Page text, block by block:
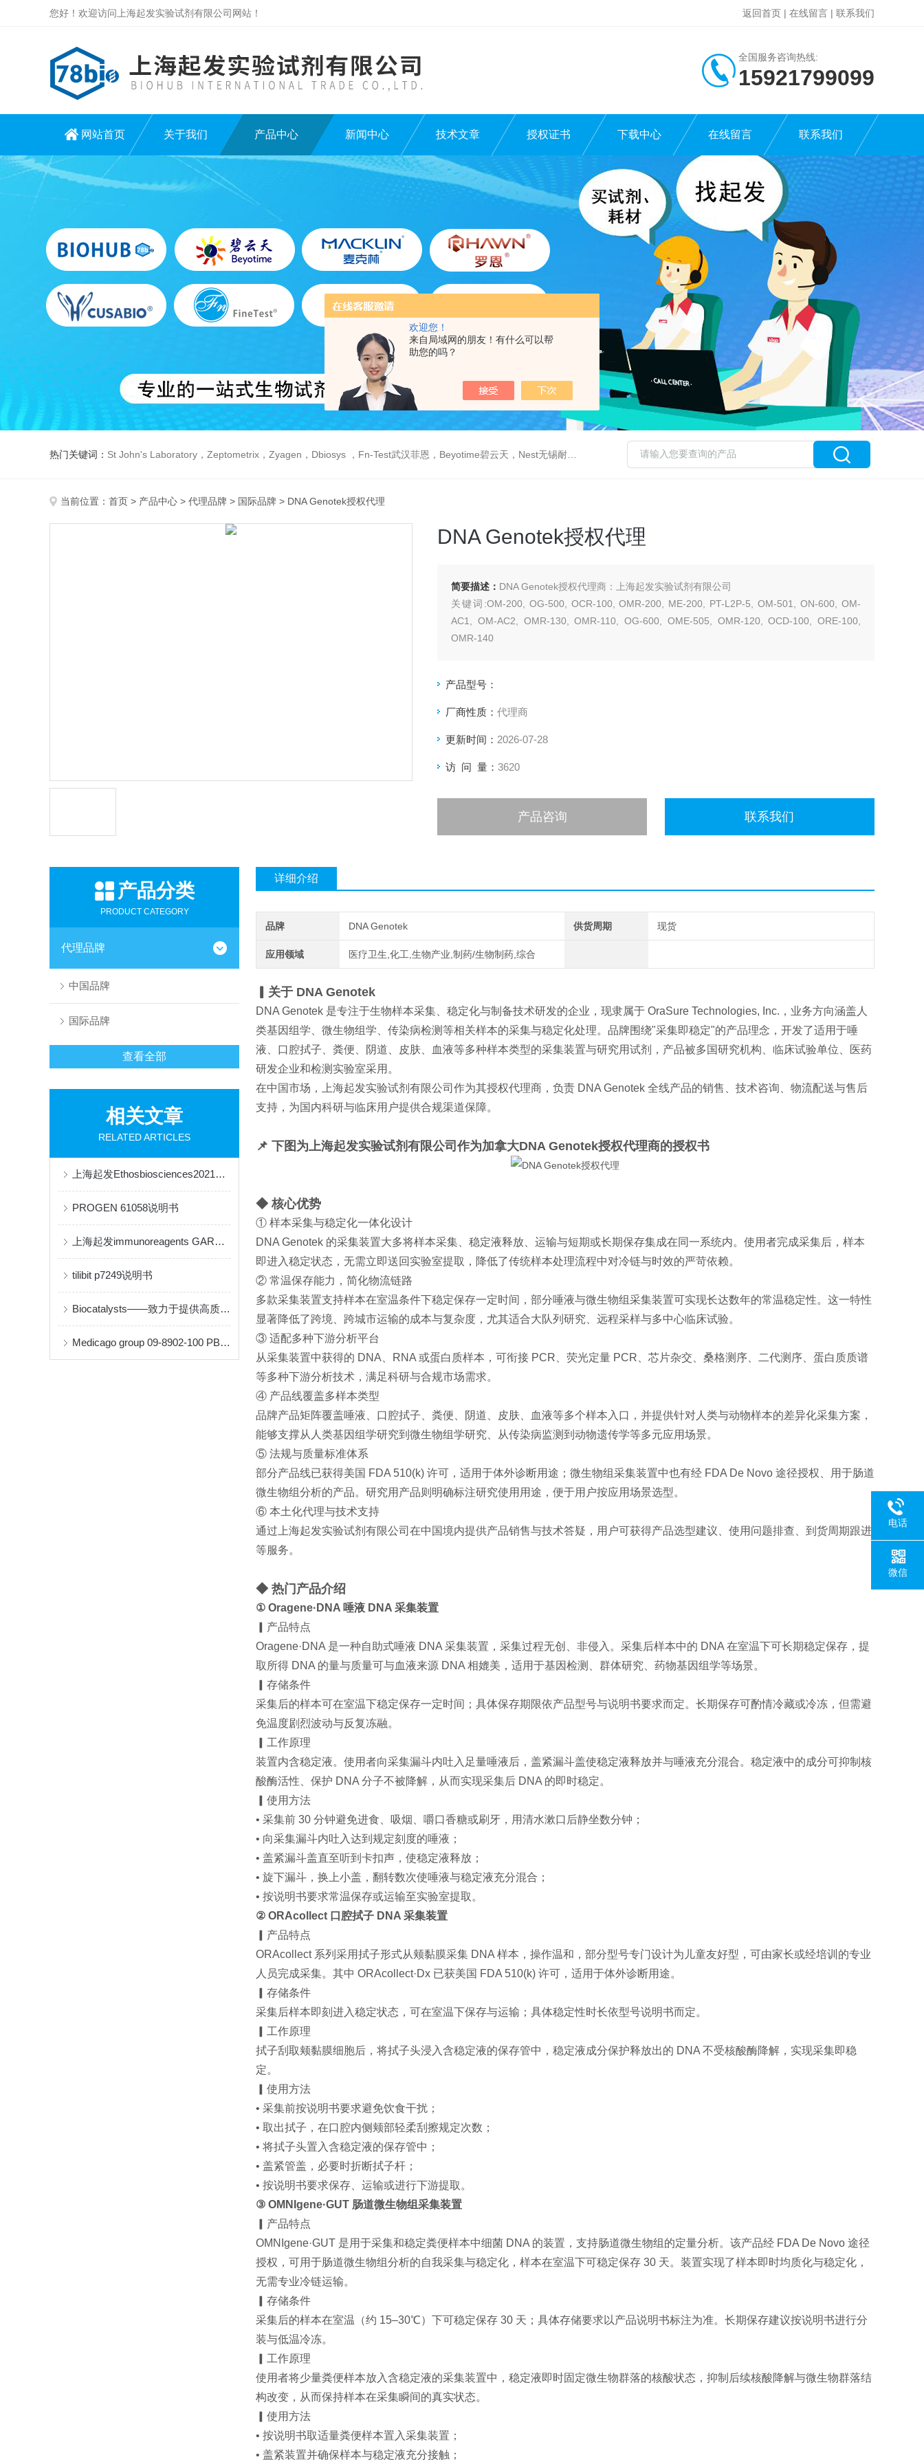
欢迎您！
来自局域网的朋友！有什么可以帮
助您的吗？
您好！欢迎访问上海起发实验试剂有限公司网站！ 返回首页 | 在线留言 | 联系我们
全国服务咨询热线:
15921799099
网站首页 关于我们 产品中心 新闻中心 技术文章 授权证书 下载中心 在线留言 联系我们
热门关键词： St John's Laboratory，Zeptometrix，Zyagen，Dbiosys ，Fn-Test武汉菲恩，Beyotime碧云天，Nest无锡耐思，Elabscience伊莱瑞特，Macklin麦克林生物，Cobioer科佰生物
当前位置： 首页 > 产品中心 > 代理品牌 > 国际品牌 > DNA Genotek授权代理
DNA Genotek授权代理
简要描述： DNA Genotek授权代理商：上海起发实验试剂有限公司
关键词:OM-200, OG-500, OCR-100, OMR-200, ME-200, PT-L2P-5, OM-501, ON-600, OM-
AC1, OM-AC2, OMR-130, OMR-110, OG-600, OME-505, OMR-120, OCD-100, ORE-100,
OMR-140
产品型号：
厂商性质： 代理商
更新时间： 2026-07-28
访 问 量： 3620
产品咨询 联系我们
产品分类
PRODUCT CATEGORY
代理品牌
中国品牌
国际品牌
查看全部
相关文章
RELATED ARTICLES
上海起发Ethosbiosciences2021年价格表
PROGEN 61058说明书
上海起发immunoreagents GARHRP-050说明书
tilibit p7249说明书
Biocatalysts——致力于提供高质量的酶和生物催化解决方案
Medicago group 09-8902-100 PBS-Tween 缓冲液片剂说明书
详细介绍
品牌 DNA Genotek 供货周期 现货
应用领域 医疗卫生,化工,生物产业,制药/生物制药,综合
▎关于 DNA Genotek
DNA Genotek 是专注于生物样本采集、稳定化与制备技术研发的企业，现隶属于 OraSure Technologies, Inc.，业务方向涵盖人
类基因组学、微生物组学、传染病检测等相关样本的采集与稳定化处理。品牌围绕"采集即稳定"的产品理念，开发了适用于唾
液、口腔拭子、粪便、阴道、皮肤、血液等多种样本类型的采集装置与研究用试剂，产品被多国研究机构、临床试验单位、医药
研发企业和检测实验室采用。
在中国市场，上海起发实验试剂有限公司作为其授权代理商，负责 DNA Genotek 全线产品的销售、技术咨询、物流配送与售后
支持，为国内科研与临床用户提供合规渠道保障。
📌 下图为上海起发实验试剂有限公司作为加拿大DNA Genotek授权代理商的授权书
◆ 核心优势
① 样本采集与稳定化一体化设计
DNA Genotek 的采集装置大多将样本采集、稳定液释放、运输与短期或长期保存集成在同一系统内。使用者完成采集后，样本
即进入稳定状态，无需立即送回实验室提取，降低了传统样本处理流程中对冷链与时效的严苛依赖。
② 常温保存能力，简化物流链路
多款采集装置支持样本在室温条件下稳定保存一定时间，部分唾液与微生物组采集装置可实现长达数年的常温稳定性。这一特性
显著降低了跨境、跨城市运输的成本与复杂度，尤其适合大队列研究、远程采样与多中心临床试验。
③ 适配多种下游分析平台
从采集装置中获得的 DNA、RNA 或蛋白质样本，可衔接 PCR、荧光定量 PCR、芯片杂交、桑格测序、二代测序、蛋白质质谱
等多种下游分析技术，满足科研与合规市场需求。
④ 产品线覆盖多样本类型
品牌产品矩阵覆盖唾液、口腔拭子、粪便、阴道、皮肤、血液等多个样本入口，并提供针对人类与动物样本的差异化采集方案，
能够支撑从人类基因组学研究到微生物组学研究、从传染病监测到动物遗传学等多元应用场景。
⑤ 法规与质量标准体系
部分产品线已获得美国 FDA 510(k) 许可，适用于体外诊断用途；微生物组采集装置中也有经 FDA De Novo 途径授权、用于肠道
微生物组分析的产品。研究用产品则明确标注研究使用用途，便于用户按应用场景选型。
⑥ 本土化代理与技术支持
通过上海起发实验试剂有限公司在中国境内提供产品销售与技术答疑，用户可获得产品选型建议、使用问题排查、到货周期跟进
等服务。
◆ 热门产品介绍
① Oragene·DNA 唾液 DNA 采集装置
▎产品特点
Oragene·DNA 是一种自助式唾液 DNA 采集装置，采集过程无创、非侵入。采集后样本中的 DNA 在室温下可长期稳定保存，提
取所得 DNA 的量与质量可与血液来源 DNA 相媲美，适用于基因检测、群体研究、药物基因组学等场景。
▎存储条件
采集后的样本可在室温下稳定保存一定时间；具体保存期限依产品型号与说明书要求而定。长期保存可酌情冷藏或冷冻，但需避
免温度剧烈波动与反复冻融。
▎工作原理
装置内含稳定液。使用者向采集漏斗内吐入足量唾液后，盖紧漏斗盖使稳定液释放并与唾液充分混合。稳定液中的成分可抑制核
酸酶活性、保护 DNA 分子不被降解，从而实现采集后 DNA 的即时稳定。
▎使用方法
• 采集前 30 分钟避免进食、吸烟、嚼口香糖或刷牙，用清水漱口后静坐数分钟；
• 向采集漏斗内吐入达到规定刻度的唾液；
• 盖紧漏斗盖直至听到卡扣声，使稳定液释放；
• 旋下漏斗，换上小盖，翻转数次使唾液与稳定液充分混合；
• 按说明书要求常温保存或运输至实验室提取。
② ORAcollect 口腔拭子 DNA 采集装置
▎产品特点
ORAcollect 系列采用拭子形式从颊黏膜采集 DNA 样本，操作温和，部分型号专门设计为儿童友好型，可由家长或经培训的专业
人员完成采集。其中 ORAcollect·Dx 已获美国 FDA 510(k) 许可，适用于体外诊断用途。
▎存储条件
采集后样本即刻进入稳定状态，可在室温下保存与运输；具体稳定性时长依型号说明书而定。
▎工作原理
拭子刮取颊黏膜细胞后，将拭子头浸入含稳定液的保存管中，稳定液成分保护释放出的 DNA 不受核酸酶降解，实现采集即稳
定。
▎使用方法
• 采集前按说明书要求避免饮食干扰；
• 取出拭子，在口腔内侧颊部轻柔刮擦规定次数；
• 将拭子头置入含稳定液的保存管中；
• 盖紧管盖，必要时折断拭子杆；
• 按说明书要求保存、运输或进行下游提取。
③ OMNIgene·GUT 肠道微生物组采集装置
▎产品特点
OMNIgene·GUT 是用于采集和稳定粪便样本中细菌 DNA 的装置，支持肠道微生物组的定量分析。该产品经 FDA De Novo 途径
授权，可用于肠道微生物组分析的自我采集与稳定化，样本在室温下可稳定保存 30 天。装置实现了样本即时均质化与稳定化，
无需专业冷链运输。
▎存储条件
采集后的样本在室温（约 15–30℃）下可稳定保存 30 天；具体存储要求以产品说明书标注为准。长期保存建议按说明书进行分
装与低温冷冻。
▎工作原理
使用者将少量粪便样本放入含稳定液的采集装置中，稳定液即时固定微生物群落的核酸状态，抑制后续核酸降解与微生物群落结
构改变，从而保持样本在采集瞬间的真实状态。
▎使用方法
• 按说明书取适量粪便样本置入采集装置；
• 盖紧装置并确保样本与稳定液充分接触；
电话
微信